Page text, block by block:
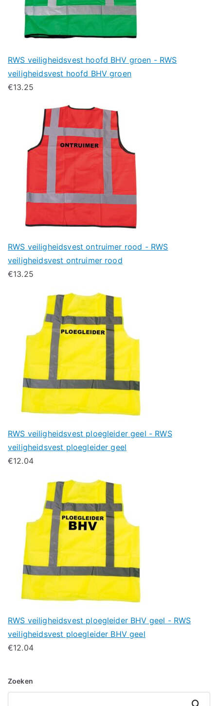
RWS veiligheidsvest hoofd BHV groen - RWS
veiligheidsvest hoofd BHV groen
€13.25
RWS veiligheidsvest ontruimer rood - RWS
veiligheidsvest ontruimer rood
€13.25
RWS veiligheidsvest ploegleider geel - RWS
veiligheidsvest ploegleider geel
€12.04
RWS veiligheidsvest ploegleider BHV geel - RWS
veiligheidsvest ploegleider BHV geel
€12.04
Zoeken
Zoeken